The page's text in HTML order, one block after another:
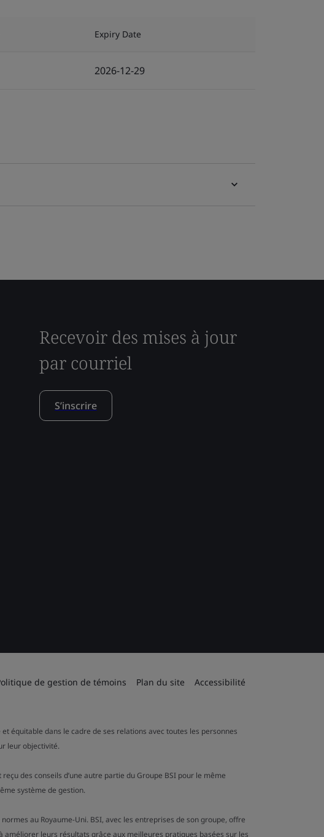
Expiry Date
2026-12-29
Recevoir des mises à jour
par courriel
S’inscrire
de gestion de témoins Plan du site Accessibilité
équitable dans le cadre de ses relations avec toutes les personnes
leur objectivité.
des conseils d’une autre partie du Groupe BSI pour le même
système de gestion.
au Royaume-Uni. BSI, avec les entreprises de son groupe, offre
améliorer leurs résultats grâce aux meilleures pratiques basées sur les